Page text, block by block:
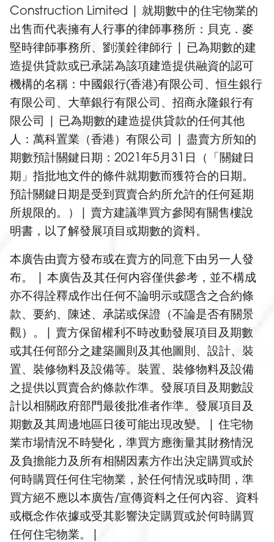
Construction Limited | 就期數中的住宅物業的
出售而代表擁有人行事的律師事務所：貝克．麥
堅時律師事務所、劉漢銓律師行 | 已為期數的建
造提供貸款或已承諾為該項建造提供融資的認可
機構的名稱：中國銀行(香港)有限公司、恒生銀行
有限公司、大華銀行有限公司、招商永隆銀行有
限公司 | 已為期數的建造提供貸款的任何其他
人：萬科置業（香港）有限公司 | 盡賣方所知的
期數預計關鍵日期：2021年5月31日（「關鍵日
期」指批地文件的條件就期數而獲符合的日期。
預計關鍵日期是受到買賣合約所允許的任何延期
所規限的。）| 賣方建議準買方參閱有關售樓說
明書，以了解發展項目或期數的資料。
本廣告由賣方發布或在賣方的同意下由另一人發
布。 | 本廣告及其任何内容僅供參考，並不構成
亦不得詮釋成作出任何不論明示或隱含之合約條
款、要約、陳述、承諾或保證（不論是否有關景
觀）。| 賣方保留權利不時改動發展項目及期數
或其任何部分之建築圖則及其他圖則、設計、裝
置、裝修物料及設備等。裝置、裝修物料及設備
之提供以買賣合約條款作準。發展項目及期數設
計以相關政府部門最後批准者作準。發展項目及
期數及其周邊地區日後可能出現改變。| 住宅物
業市場情況不時變化，準買方應衡量其財務情況
及負擔能力及所有相關因素方作出決定購買或於
何時購買任何住宅物業，於任何情況或時間，準
買方絕不應以本廣告/宣傳資料之任何內容、資料
或概念作依據或受其影響決定購買或於何時購買
任何住宅物業。|